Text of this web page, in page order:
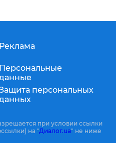
Реклама
Персональные
персональных
при условии ссылки
на "Диалог.ua" не ниже